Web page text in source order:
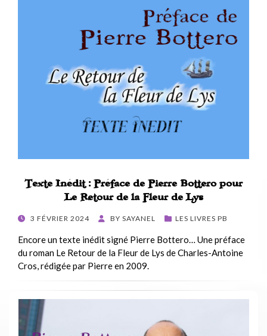
Texte Inédit : Préface de Pierre Bottero pour
Le Retour de la Fleur de Lys
POSTED
3 FÉVRIER 2024 BY SAYANEL LES LIVRES PB
Encore un texte inédit signé Pierre Bottero… Une préface
du roman Le Retour de la Fleur de Lys de Charles-Antoine
Cros, rédigée par Pierre en 2009.